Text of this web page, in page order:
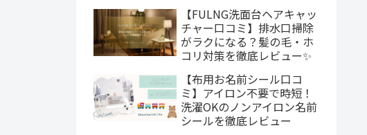
【FULNG洗面台ヘアキャッ
チャー口コミ】排水口掃除
がラクになる？髪の毛・ホ
コリ対策を徹底レビュー✨
【布用お名前シール口コ
ミ】アイロン不要で時短！
洗濯OKのノンアイロン名前
シールを徹底レビュー